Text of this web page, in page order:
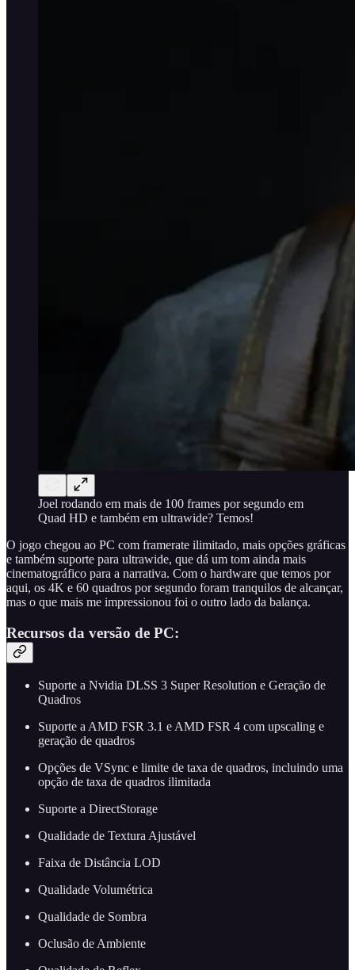
Joel rodando em mais de 100 frames por segundo em
Quad HD e também em ultrawide? Temos!
O jogo chegou ao PC com framerate ilimitado, mais opções gráficas
e também suporte para ultrawide, que dá um tom ainda mais
cinematográfico para a narrativa. Com o hardware que temos por
aqui, os 4K e 60 quadros por segundo foram tranquilos de alcançar,
mas o que mais me impressionou foi o outro lado da balança.
Recursos da versão de PC:
Suporte a Nvidia DLSS 3 Super Resolution e Geração de
Quadros
Suporte a AMD FSR 3.1 e AMD FSR 4 com upscaling e
geração de quadros
Opções de VSync e limite de taxa de quadros, incluindo uma
opção de taxa de quadros ilimitada
Suporte a DirectStorage
Qualidade de Textura Ajustável
Faixa de Distância LOD
Qualidade Volumétrica
Qualidade de Sombra
Oclusão de Ambiente